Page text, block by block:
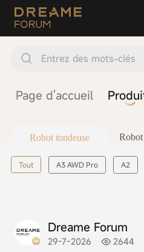
Entrez des mots-clés
Page d'accueil
Robot tondeuse Robot
Tout A3 AWD Pro A2
Dreame Forum
29-7-2026 2644